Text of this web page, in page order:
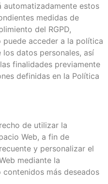
automatizadamente estos
medidas de
del RGPD,
puede acceder a la política
datos personales, así
finalidades previamente
definidas en la Política
de utilizar la
Web, a fin de
y personalizar el
mediante la
más deseados